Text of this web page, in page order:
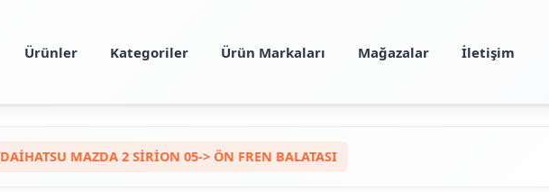
Ürünler Kategoriler Ürün Markaları Mağazalar İletişim
DAİHATSU MAZDA 2 SİRİON 05-> ÖN FREN BALATASI